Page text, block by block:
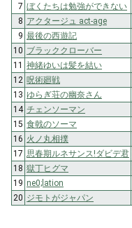
7 ぼくたちは勉強ができない
8 アクタージュ act-age
9 最後の西遊記
10 ブラッククローバー
11 神緒ゆいは髪を結い
12 呪術廻戦
13 ゆらぎ荘の幽奈さん
14 チェンソーマン
15 食戟のソーマ
16 火ノ丸相撲
17 思春期ルネサンス!ダビデ君
18 獄丁ヒグマ
19 ne0;lation
20 ジモトがジャパン